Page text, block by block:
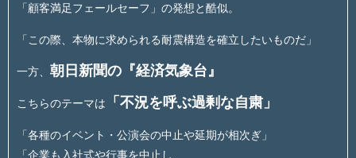
「顧客満足フェールセーフ」の発想と酷似。
「この際、本物に求められる耐震構造を確立したいものだ」
一方、 朝日新聞の『経済気象台』
こちらのテーマは 「不況を呼ぶ過剰な自粛」
「各種のイベント・公演会の中止や延期が相次ぎ」
「企業も入社式や行事を中止し、